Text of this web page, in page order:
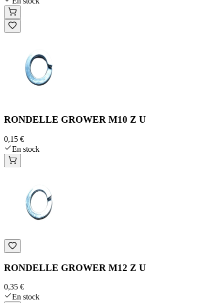
RONDELLE GROWER M10 Z U
0,15 €
En stock
RONDELLE GROWER M12 Z U
0,35 €
En stock